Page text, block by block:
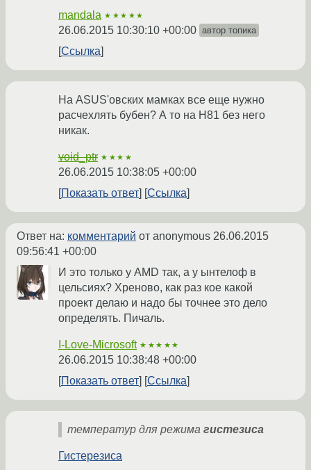
mandala ★★★★★
26.06.2015 10:30:10 +00:00 автор топика
Ссылка
На ASUS'овских мамках все еще нужно
расчехлять бубен? А то на H81 без него
никак.
void_ptr ★★★★
26.06.2015 10:38:05 +00:00
Показать ответ
Ссылка
Ответ на: комментарий от anonymous 26.06.2015
09:56:41 +00:00
И это только у AMD так, а у ынтелоф в
цельсиях? Хреново, как раз кое какой
проект делаю и надо бы точнее это дело
определять. Пичаль.
I-Love-Microsoft ★★★★★
26.06.2015 10:38:48 +00:00
Показать ответ
Ссылка
температур для режима гистезиса
Гистерезиса